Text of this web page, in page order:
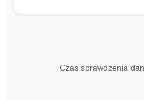
Czas sprawdzenia